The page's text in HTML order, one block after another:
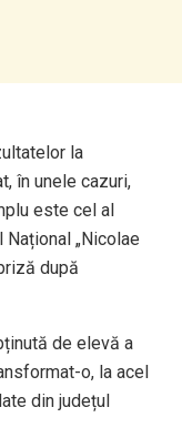
la
în unele cazuri,
este cel al
„Nicolae
după
de elevă a
o, la acel
din județul